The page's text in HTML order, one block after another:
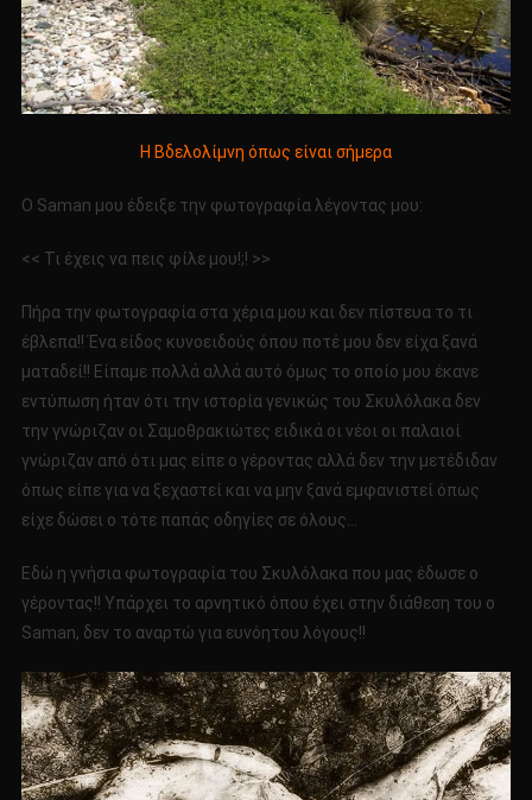
Η Βδελολίμνη όπως είναι σήμερα
Ο Saman μου έδειξε την φωτογραφία λέγοντας μου:
<< Τι έχεις να πεις φίλε μου!;! >>
Πήρα την φωτογραφία στα χέρια μου και δεν πίστευα το τι
έβλεπα!! Ένα είδος κυνοειδούς όπου ποτέ μου δεν είχα ξανά
ματαδεί!! Είπαμε πολλά αλλά αυτό όμως το οποίο μου έκανε
εντύπωση ήταν ότι την ιστορία γενικώς του Σκυλόλακα δεν
την γνώριζαν οι Σαμοθρακιώτες ειδικά οι νέοι οι παλαιοί
γνώριζαν από ότι μας είπε ο γέροντας αλλά δεν την μετέδιδαν
όπως είπε για να ξεχαστεί και να μην ξανά εμφανιστεί όπως
είχε δώσει ο τότε παπάς οδηγίες σε όλους…
Εδώ η γνήσια φωτογραφία του Σκυλόλακα που μας έδωσε ο
γέροντας!! Υπάρχει το αρνητικό όπου έχει στην διάθεση του ο
Saman, δεν το αναρτώ για ευνόητου λόγους!!